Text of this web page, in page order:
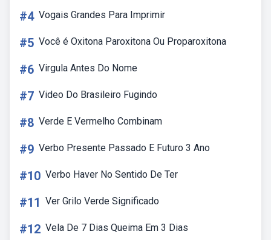
#4 Vogais Grandes Para Imprimir
#5 Você é Oxitona Paroxitona Ou Proparoxitona
#6 Virgula Antes Do Nome
#7 Video Do Brasileiro Fugindo
#8 Verde E Vermelho Combinam
#9 Verbo Presente Passado E Futuro 3 Ano
#10 Verbo Haver No Sentido De Ter
#11 Ver Grilo Verde Significado
#12 Vela De 7 Dias Queima Em 3 Dias